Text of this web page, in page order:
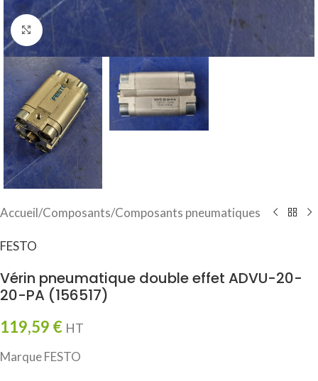
Click to enlarge
Accueil/Composants/Composants pneumatiques
FESTO
Vérin pneumatique double effet ADVU-20-
20-PA (156517)
119,59 € HT
Marque FESTO